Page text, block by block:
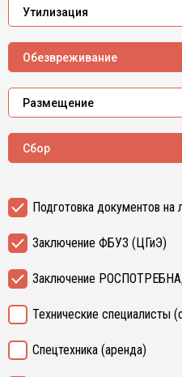
Утилизация
Обезвреживание
Размещение
Сбор
Подготовка документов на
Заключение ФБУЗ (ЦГиЭ)
Заключение
Технические специалисты
Спецтехника (аренда)